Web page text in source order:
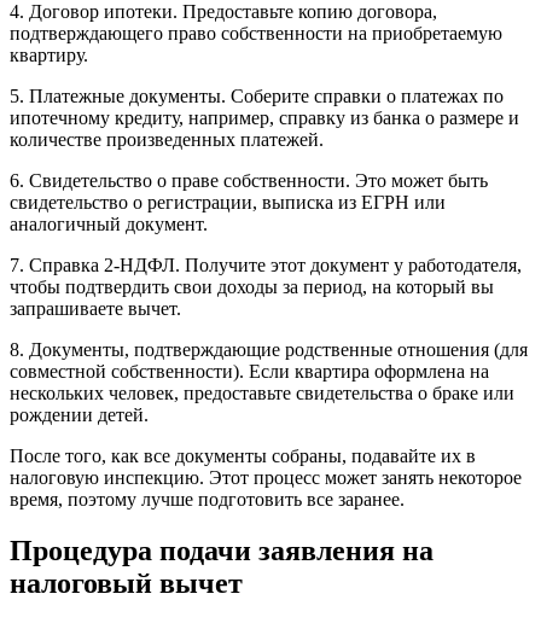
4. Договор ипотеки. Предоставьте копию договора,
подтверждающего право собственности на приобретаемую
квартиру.
5. Платежные документы. Соберите справки о платежах по
ипотечному кредиту, например, справку из банка о размере и
количестве произведенных платежей.
6. Свидетельство о праве собственности. Это может быть
свидетельство о регистрации, выписка из ЕГРН или
аналогичный документ.
7. Справка 2-НДФЛ. Получите этот документ у работодателя,
чтобы подтвердить свои доходы за период, на который вы
запрашиваете вычет.
8. Документы, подтверждающие родственные отношения (для
совместной собственности). Если квартира оформлена на
нескольких человек, предоставьте свидетельства о браке или
рождении детей.
После того, как все документы собраны, подавайте их в
налоговую инспекцию. Этот процесс может занять некоторое
время, поэтому лучше подготовить все заранее.
Процедура подачи заявления на
налоговый вычет